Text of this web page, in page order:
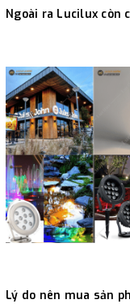
Ngoài ra Lucilux còn
Lý do nên mua sản